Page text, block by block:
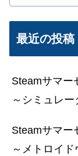
最近の投稿
Steamサマ
～シミュレー
Steamサマ
～メトロイド